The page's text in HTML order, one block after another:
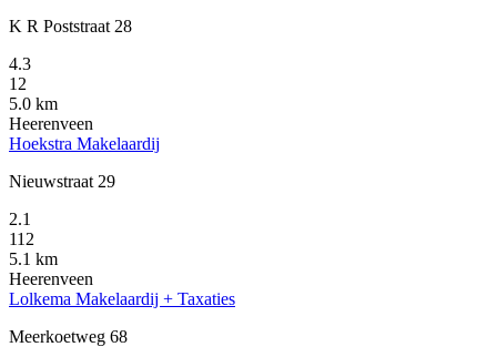
K R Poststraat 28
4.3
12
5.0 km
Heerenveen
Hoekstra Makelaardij
Nieuwstraat 29
2.1
112
5.1 km
Heerenveen
Lolkema Makelaardij + Taxaties
Meerkoetweg 68